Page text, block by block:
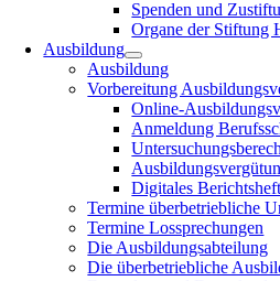
Spenden und
Organe der Stiftung
Ausbildung
Ausbildung
Vorbereitung
Online-
Anmeldung
Digitales Berichtsheft
Termine überbetriebliche
Termine Lossprechungen
Die Ausbildungsabteilung
Die überbetriebliche